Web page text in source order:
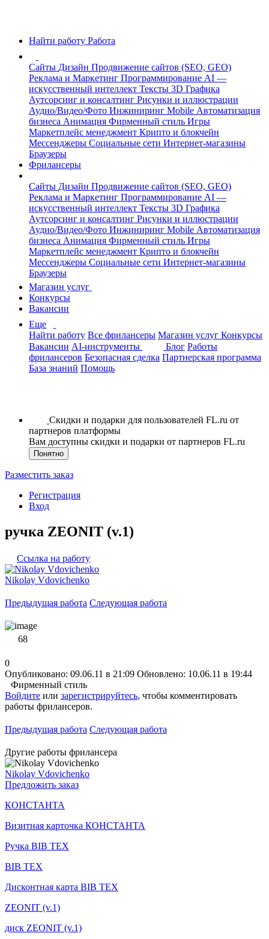
Найти работу Работа
Сайты Дизайн Продвижение сайтов (SEO, GEO)
Реклама и Маркетинг Программирование AI —
искусственный интеллект Тексты 3D Графика
Аутсорсинг и консалтинг Рисунки и иллюстрации
Аудио/Видео/Фото Инжиниринг Mobile Автоматизация
бизнеса Анимация Фирменный стиль Игры
Маркетплейс менеджмент Крипто и блокчейн
Мессенджеры Социальные сети Интернет-магазины
Браузеры
Фрилансеры
Сайты Дизайн Продвижение сайтов (SEO, GEO)
Реклама и Маркетинг Программирование AI —
искусственный интеллект Тексты 3D Графика
Аутсорсинг и консалтинг Рисунки и иллюстрации
Аудио/Видео/Фото Инжиниринг Mobile Автоматизация
бизнеса Анимация Фирменный стиль Игры
Маркетплейс менеджмент Крипто и блокчейн
Мессенджеры Социальные сети Интернет-магазины
Браузеры
Магазин услуг
Конкурсы
Вакансии
Еще
Найти работу Все фрилансеры Магазин услуг Конкурсы
Вакансии AI-инструменты Блог Работы
фрилансеров Безопасная сделка Партнерская программа
База знаний Помощь
Скидки и подарки для пользователей FL.ru от
партнеров платформы
Вам доступны скидки и подарки от партнеров FL.ru
Понятно
Разместить заказ
Регистрация
Вход
ручка ZEONIT (v.1)
Ссылка на работу
Nikolay Vdovichenko
Предыдущая работа Следующая работа
68
0
Опубликовано: 09.06.11 в 21:09 Обновлено: 10.06.11 в 19:44
Фирменный стиль
Войдите или зарегистрируйтесь, чтобы комментировать
работы фрилансеров.
Предыдущая работа Следующая работа
Другие работы фрилансера
Nikolay Vdovichenko
Предложить заказ
КОНСТАНТА
Визитная карточка КОНСТАНТА
Ручка BIB TEX
BIB TEX
Дисконтная карта BIB TEX
ZEONIT (v.1)
диск ZEONIT (v.1)